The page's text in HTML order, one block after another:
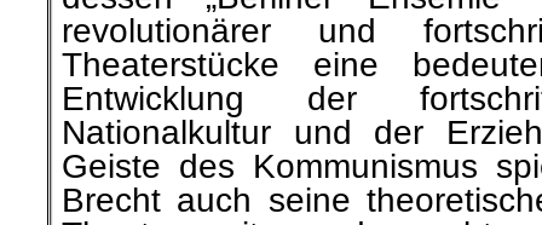
revolutionärer und
Theaterstücke eine
Entwicklung der
Nationalkultur und der
Geiste des Kommunismus
Brecht auch seine